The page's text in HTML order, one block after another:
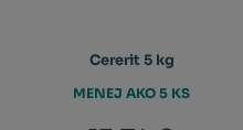
Cererit 5 kg
MENEJ AKO 5 KS